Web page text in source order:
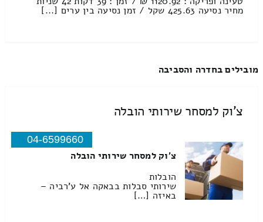
מחיר נסיעה 425.63 שקל / זמן נסיעה בין ערים [...]
מובילים בחדרה והסביבה
צ'וק למסחר שירותי הובלה
04-6599660
צ'וק למסחר שירותי הובלה
הובלות
שירותי סבלות בבאקה אל ע'רביה –
באיזה […]